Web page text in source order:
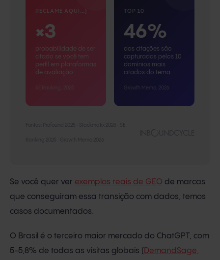
RECLAME AQUI…)
×3
probabilidade de ser
citado se você tem
perfil em plataformas
de avaliação
TOP 10
46%
das citações são
capturadas pelos 10
domínios mais
citados do tema
Growth Memo, 2026
Se você quer ver exemplos reais de GEO de marcas
que conseguiram essa transição com dados, temos
casos documentados.
O Brasil é o terceiro maior mercado do ChatGPT, com
5-5,8% de todas as visitas globais ( DemandSage,